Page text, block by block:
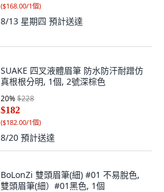
($168.00/1個)
8/13 星期四 預計送達
SUAKE 四叉液體眉筆 防水防汗耐蹭仿
真根根分明, 1個, 2號深棕色
20%$228
$182
($182.00/1個)
8/20 預計送達
BoLonZi 雙頭眉筆(細) #01 不易脫色,
雙頭眉筆(細）#01黑色, 1個